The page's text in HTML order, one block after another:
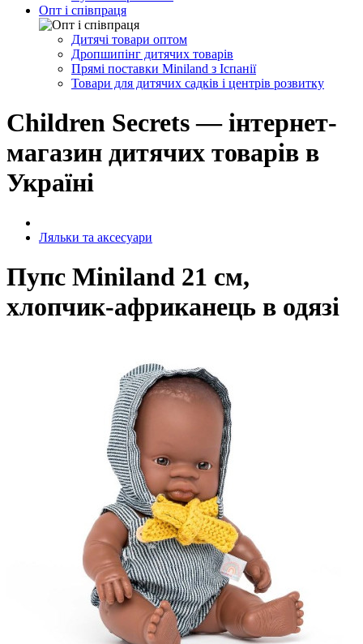
Опт і співпраця
Дитячі товари оптом
Дропшипінг дитячих товарів
Прямі поставки Miniland з Іспанії
Товари для дитячих садків і центрів розвитку
Children Secrets — інтернет-
магазин дитячих товарів в
Україні
Ляльки та аксесуари
Пупс Miniland 21 см,
хлопчик-африканець в одязі